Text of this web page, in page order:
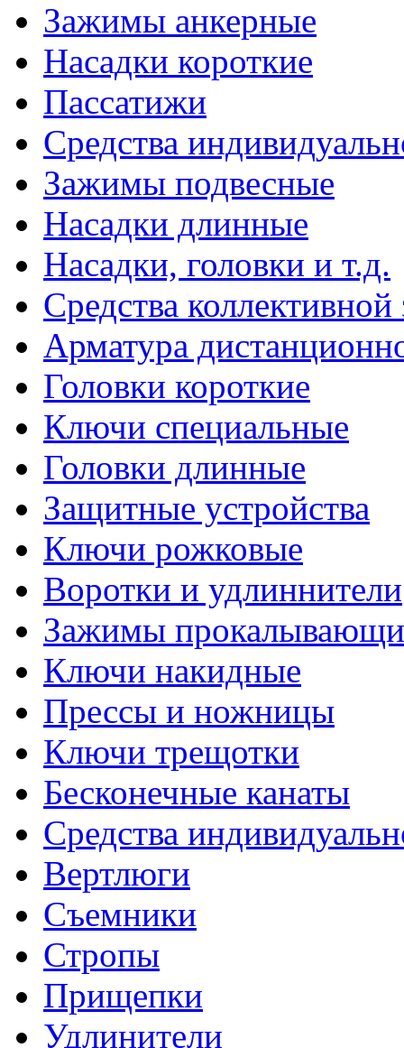
Зажимы анкерные
Насадки короткие
Пассатижи
Средства
Зажимы подвесные
Насадки длинные
Насадки, головки и т.д.
Средства
Арматура
Головки короткие
Ключи специальные
Головки длинные
Защитные устройства
Ключи рожковые
Воротки и удлиннители
Зажимы
Ключи накидные
Прессы и ножницы
Ключи трещотки
Бесконечные канаты
Средства
Вертлюги
Съемники
Стропы
Прищепки
Удлинители